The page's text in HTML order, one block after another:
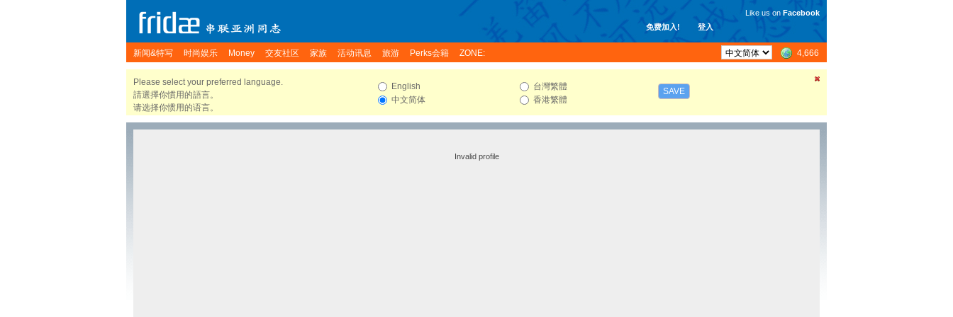
免费加入! 登入
Like us on Facebook
新闻&特写 时尚娱乐 Money 交友社区 家族 活动讯息 旅游 Perks会籍 ZONE: 4,666
Please select your preferred language.
請選擇你慣用的語言。
请选择你惯用的语言。
English
中文简体
台灣繁體
香港繁體
SAVE
Invalid profile